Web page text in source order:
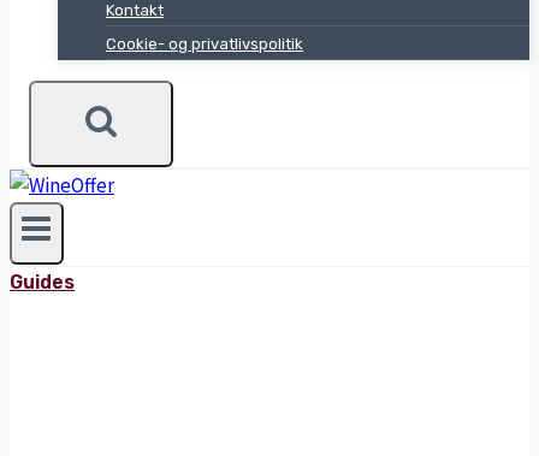
Kontakt
Cookie- og privatlivspolitik
Guides